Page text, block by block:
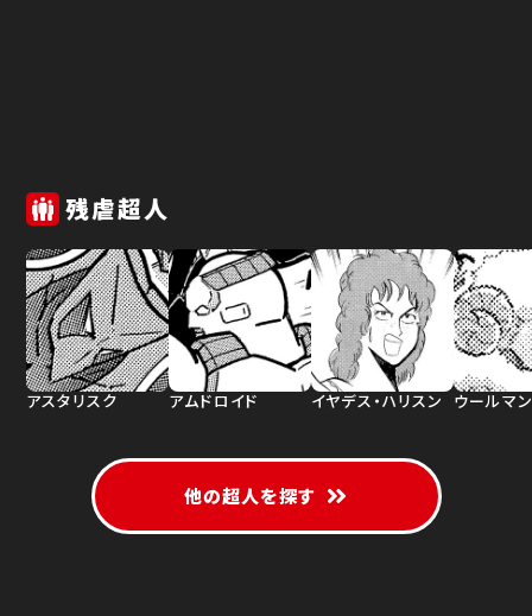
残虐超人
アスタリスク アムドロイド イヤデス・ハリスン ウールマン
他の超人を探す